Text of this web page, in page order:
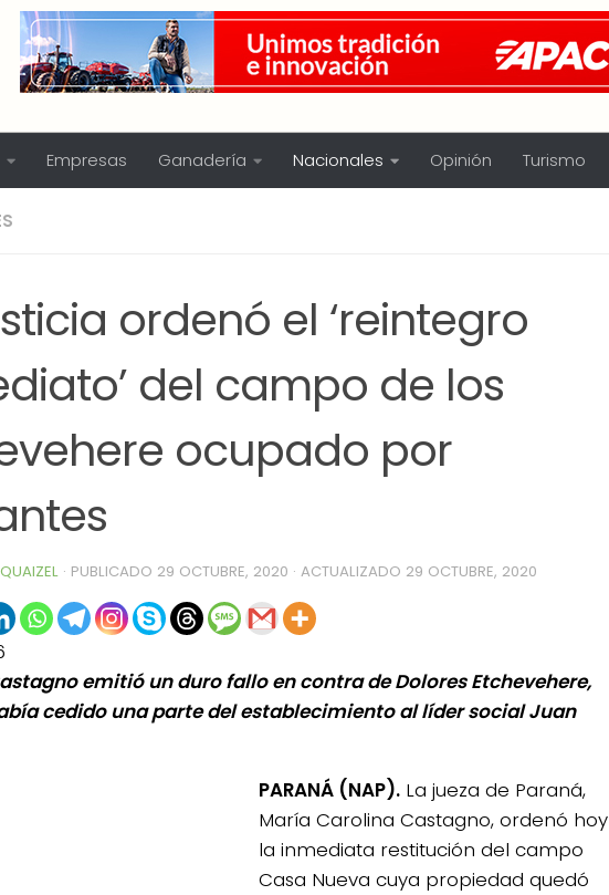
Empresas Ganadería Nacionales Opinión Turismo
ordenó el ‘reintegro
del campo de los
ocupado por
· PUBLICADO 29 OCTUBRE, 2020 · ACTUALIZADO 29 OCTUBRE, 2020
emitió un duro fallo en contra de Dolores Etchevehere,
cedido una parte del establecimiento al líder social Juan
PARANÁ (NAP). La jueza de Paraná,
María Carolina Castagno, ordenó hoy
la inmediata restitución del campo
Casa Nueva cuya propiedad quedó